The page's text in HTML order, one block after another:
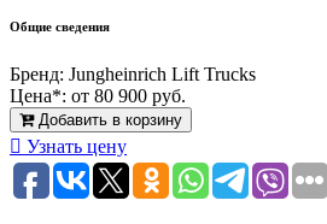
Общие сведения
Бренд: Jungheinrich Lift Trucks
Цена*: от 80 900 руб.
Добавить в корзину
Узнать цену